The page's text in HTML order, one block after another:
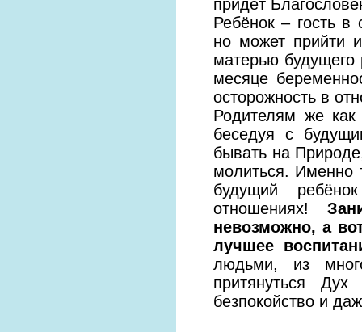
придёт
Ребёнок – гость в
но может прийти
матерью будущего
месяце
осторожность в
Родителям же
беседуя с
бывать на
молиться. Именно
будущий
отношениях!
невозможно, а
лучшее
людьми, из
притянуться
безпокойство и